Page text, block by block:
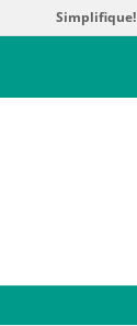
Simplifique!